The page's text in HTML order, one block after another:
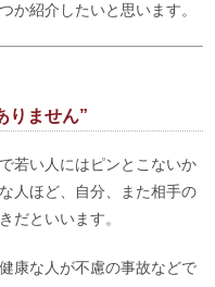
か紹介したいと思います。
りません”
若い人にはピンとこないか
人ほど、自分、また相手の
だといいます。
康な人が不慮の事故などで